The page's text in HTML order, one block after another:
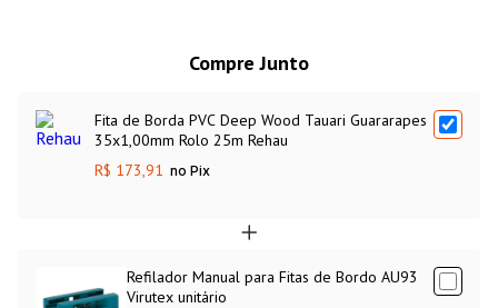
Compre Junto
Fita de Borda PVC Deep Wood Tauari Guararapes
35x1,00mm Rolo 25m Rehau
R$ 173,91 no Pix
Refilador Manual para Fitas de Bordo AU93
Virutex unitário